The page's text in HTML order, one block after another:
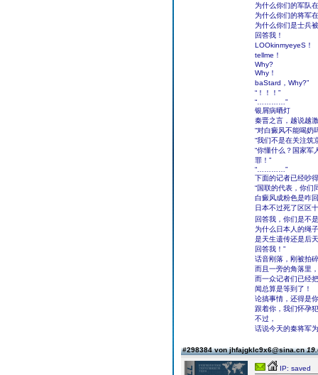
为什么你们的军队
为什么你们的将军
为什么你们是士兵
回答我！
LOOkinmyeyeS！
tellme！
Why?
Why！
baStard，Why?”
“！！！”
“…………”
银屑病晒灯
秦晋之言，越说越
“对白癜风不能喝奶
“我们不是在关注筑
“你懂什么？国家军
罪！”
“…………”
下面的记者已经吵
“国联的代表，你们
白癜风成粉色是咋
日本不过死了区区
回答我，你们是不
为什么日本人的绳
是天生遗传还是后
回答我！”
话音刚落，刚被拍
而且一旁的角落里
而一众记者们已经
闻总算是等到了！
论搞事情，还得是
跟着你，我们怀孕
不过，
话说今天的秦将军
#298384 von jhfajgklc9x6@sina.cn
IP: saved